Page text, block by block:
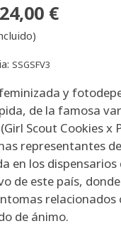
24,00 €
SSGSFV3
y
de la famosa
Scout Cookies x
representantes
en los
de este país,
de ánimo.